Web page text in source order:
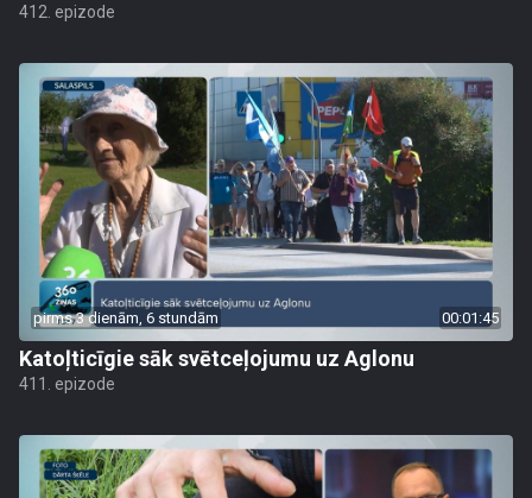
412. epizode
pirms 3 dienām, 6 stundām 00:01:45
Katoļticīgie sāk svētceļojumu uz Aglonu
411. epizode